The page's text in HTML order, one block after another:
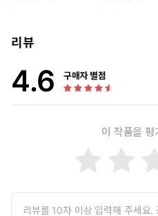
리뷰
4.6 구매자 별점
이 작품을 평